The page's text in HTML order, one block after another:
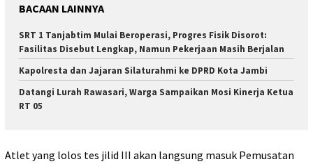
BACAAN LAINNYA
SRT 1 Tanjabtim Mulai Beroperasi, Progres Fisik Disorot:
Fasilitas Disebut Lengkap, Namun Pekerjaan Masih Berjalan
Kapolresta dan Jajaran Silaturahmi ke DPRD Kota Jambi
Datangi Lurah Rawasari, Warga Sampaikan Mosi Kinerja Ketua
RT 05
Atlet yang lolos tes jilid III akan langsung masuk Pemusatan